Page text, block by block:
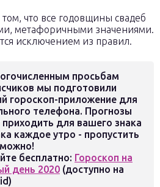
что все годовщины свадеб
метафоричными значениями.
исключением из правил.
просьбам
мы подготовили
гороскоп-приложение для
телефона. Прогнозы
приходить для вашего знака
каждое утро - пропустить
бесплатно: Гороскоп на
день 2020 (доступно на